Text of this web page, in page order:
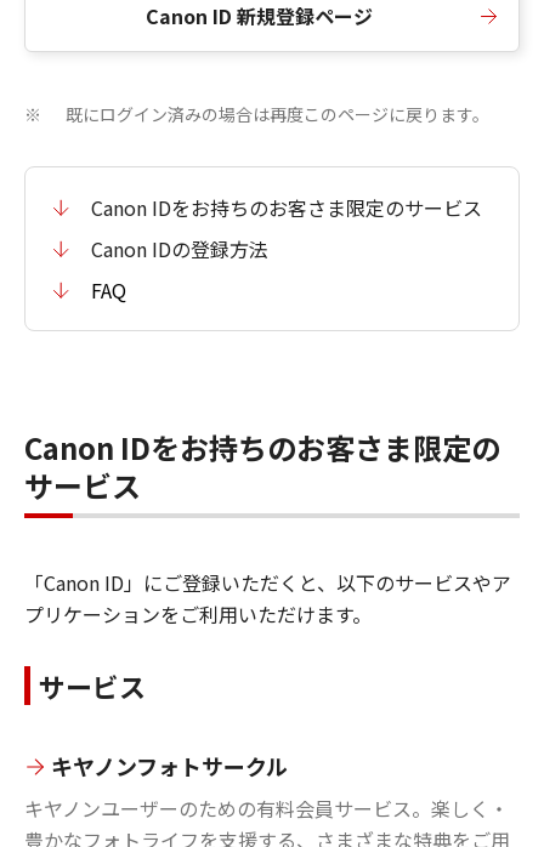
Canon ID 新規登録ページ
※ 既にログイン済みの場合は再度このページに戻ります。
Canon IDをお持ちのお客さま限定のサービス
Canon IDの登録方法
FAQ
Canon IDをお持ちのお客さま限定の
サービス
「Canon ID」にご登録いただくと、以下のサービスやア
プリケーションをご利用いただけます。
サービス
キヤノンフォトサークル
キヤノンユーザーのための有料会員サービス。楽しく・
豊かなフォトライフを支援する、さまざまな特典をご用